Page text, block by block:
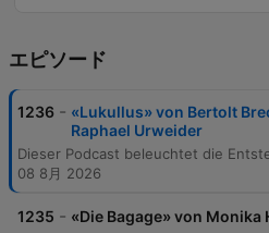
エピソード
1236 - «Lukullus» von Bertolt
Raphael Urweider
08 8月 2026
1235 - «Die Bagage» von Monika